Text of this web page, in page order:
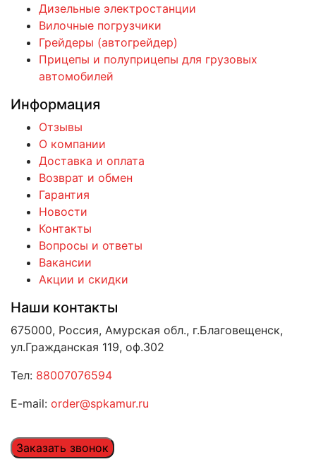
Дизельные электростанции
Вилочные погрузчики
Грейдеры (автогрейдер)
Прицепы и полуприцепы для грузовых
автомобилей
Информация
Отзывы
О компании
Доставка и оплата
Возврат и обмен
Гарантия
Новости
Контакты
Вопросы и ответы
Вакансии
Акции и скидки
Наши контакты
675000, Россия, Амурская обл., г.Благовещенск,
ул.Гражданская 119, оф.302
Тел: 88007076594
E-mail: order@spkamur.ru
Заказать звонок